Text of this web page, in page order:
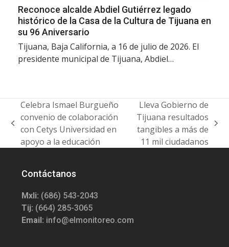
Reconoce alcalde Abdiel Gutiérrez legado
histórico de la Casa de la Cultura de Tijuana en
su 96 Aniversario
Tijuana, Baja California, a 16 de julio de 2026. El
presidente municipal de Tijuana, Abdiel…
previous
post:
Celebra Ismael Burgueño
convenio de colaboración
con Cetys Universidad en
apoyo a la educación
next
post:
Lleva Gobierno de
Tijuana resultados
tangibles a más de
11 mil ciudadanos
Contáctanos
Mxli: (686) 543-2043
Tij: (664) 285-3065
Email: info@elmonitoreo.com